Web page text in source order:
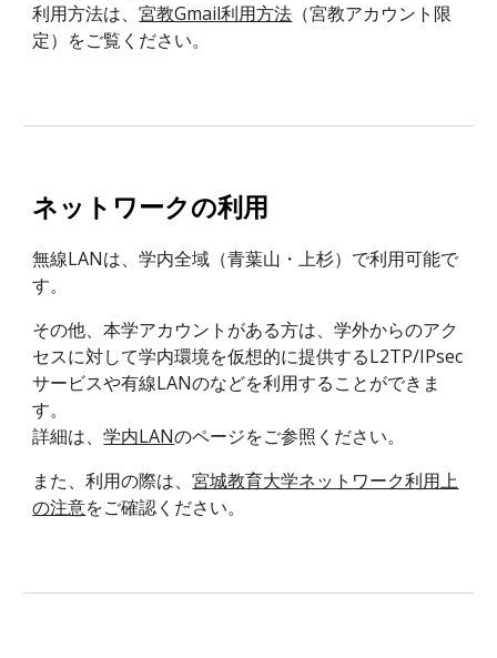
利用方法は、宮教Gmail利用方法 （宮教アカウント限
定）をご覧ください。
ネットワークの利用
無線LANは、学内全域（青葉山・上杉）で利用可能で
す。
その他、本学アカウントがある方は、学外からのアク
セスに対して学内環境を仮想的に提供するL2TP/IPsec
サービスや有線LANのなどを利用することができま
す。
詳細は、学内LANのページをご参照ください。
また、利用の際は、宮城教育大学ネットワーク利用上
の注意をご確認ください。